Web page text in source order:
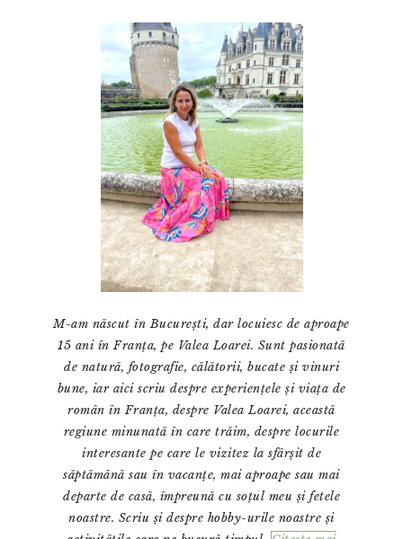
principală
M-am născut în București, dar locuiesc de aproape
15 ani în Franța, pe Valea Loarei. Sunt pasionată
de natură, fotografie, călătorii, bucate și vinuri
bune, iar aici scriu despre experiențele și viața de
român în Franța, despre Valea Loarei, această
regiune minunată în care trăim, despre locurile
interesante pe care le vizitez la sfârșit de
săptămână sau în vacanțe, mai aproape sau mai
departe de casă, împreună cu soțul meu și fetele
noastre. Scriu și despre hobby-urile noastre și